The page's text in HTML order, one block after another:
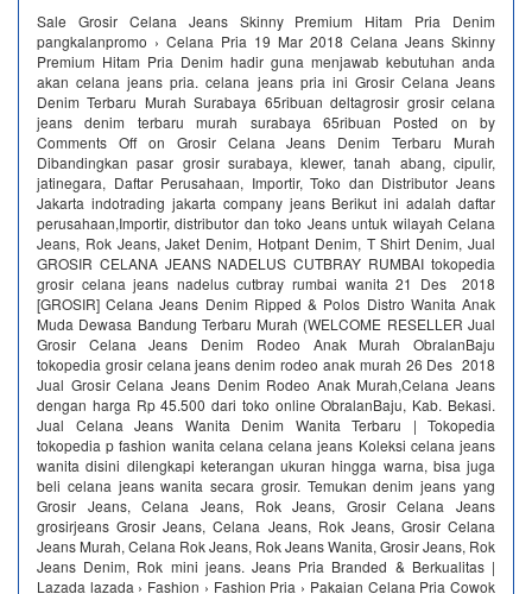
Sale Grosir Celana Jeans Skinny Premium Hitam Pria Denim
pangkalanpromo › Celana Pria 19 Mar 2018 Celana Jeans Skinny
Premium Hitam Pria Denim hadir guna menjawab kebutuhan anda
akan celana jeans pria. celana jeans pria ini Grosir Celana Jeans
Denim Terbaru Murah Surabaya 65ribuan deltagrosir grosir celana
jeans denim terbaru murah surabaya 65ribuan Posted on by
Comments Off on Grosir Celana Jeans Denim Terbaru Murah
Dibandingkan pasar grosir surabaya, klewer, tanah abang, cipulir,
jatinegara, Daftar Perusahaan, Importir, Toko dan Distributor Jeans
Jakarta indotrading jakarta company jeans Berikut ini adalah daftar
perusahaan,Importir, distributor dan toko Jeans untuk wilayah Celana
Jeans, Rok Jeans, Jaket Denim, Hotpant Denim, T Shirt Denim, Jual
GROSIR CELANA JEANS NADELUS CUTBRAY RUMBAI tokopedia
grosir celana jeans nadelus cutbray rumbai wanita 21 Des 2018
[GROSIR] Celana Jeans Denim Ripped & Polos Distro Wanita Anak
Muda Dewasa Bandung Terbaru Murah (WELCOME RESELLER Jual
Grosir Celana Jeans Denim Rodeo Anak Murah ObralanBaju
tokopedia grosir celana jeans denim rodeo anak murah 26 Des 2018
Jual Grosir Celana Jeans Denim Rodeo Anak Murah,Celana Jeans
dengan harga Rp 45.500 dari toko online ObralanBaju, Kab. Bekasi.
Jual Celana Jeans Wanita Denim Wanita Terbaru | Tokopedia
tokopedia p fashion wanita celana celana jeans Koleksi celana jeans
wanita disini dilengkapi keterangan ukuran hingga warna, bisa juga
beli celana jeans wanita secara grosir. Temukan denim jeans yang
Grosir Jeans, Celana Jeans, Rok Jeans, Grosir Celana Jeans
grosirjeans Grosir Jeans, Celana Jeans, Rok Jeans, Grosir Celana
Jeans Murah, Celana Rok Jeans, Rok Jeans Wanita, Grosir Jeans, Rok
Jeans Denim, Rok mini jeans. Jeans Pria Branded & Berkualitas |
Lazada lazada › Fashion › Fashion Pria › Pakaian Celana Pria Cowok